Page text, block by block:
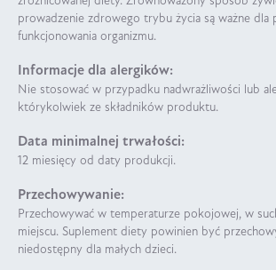
prowadzenie zdrowego trybu życia są ważne dla
funkcjonowania organizmu.
Informacje dla alergików:
Nie stosować w przypadku nadwrażliwości lub
którykolwiek ze składników produktu.
Data minimalnej trwałości:
12 miesięcy od daty produkcji.
Przechowywanie:
Przechowywać w temperaturze pokojowej, w
miejscu. Suplement diety powinien być
niedostępny dla małych dzieci.